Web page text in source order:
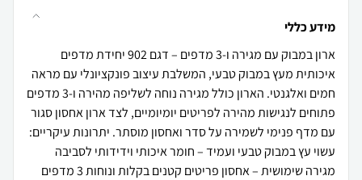
מידע כללי
ארון במבוק עם מגירה ו-3 מדפים – דגם 902 יחידת מדפים
איכותית מעץ במבוק טבעי, המשלבת עיצוב פונקציונלי עם מראה
חמים ואלגנטי. הארון כולל מגירה נוחה לשליפה מהירה ו-3 מדפים
פתוחים לנגישות מהירה לפריטים יומיומיים, לצד ארון אחסון סגור
עם מדף פנימי לשמירה על סדר ואחסון מוסתר. יתרונות עיקריים:
עשוי עץ במבוק טבעי ועמיד – חומר איכותי וידידותי לסביבה
מגירה שימושית – אחסון פריטים קטנים בקלות ונוחות 3 מדפים